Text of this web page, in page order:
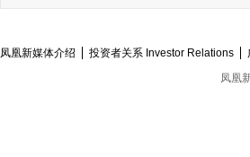
凤凰新媒体介绍 投资者关系 Investor Relations
凤凰